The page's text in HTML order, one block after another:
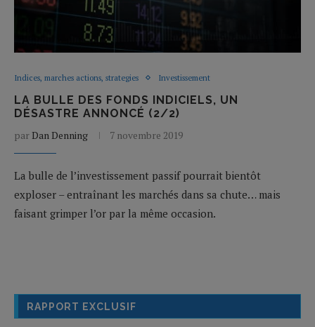
Indices, marches actions, strategies Investissement
LA BULLE DES FONDS INDICIELS, UN
DÉSASTRE ANNONCÉ (2/2)
parDan Denning 7 novembre 2019
La bulle de l’investissement passif pourrait bientôt
exploser – entraînant les marchés dans sa chute… mais
faisant grimper l’or par la même occasion.
RAPPORT EXCLUSIF